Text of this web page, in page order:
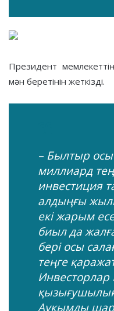
Президент
мән беретінін жеткізді.
– Былтыр осы
миллиард
инвестиция
алдыңғы
екі жарым
биыл да
бері осы
теңге
Инвесторлар
Ауқымды